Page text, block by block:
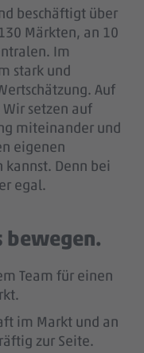
beschäftigt über
Märkten, an 10
Im
stark und
Auf
Wir setzen auf
miteinander und
eigenen
Denn bei
egal.
bewegen.
Team für einen
im Markt und an
zur Seite.